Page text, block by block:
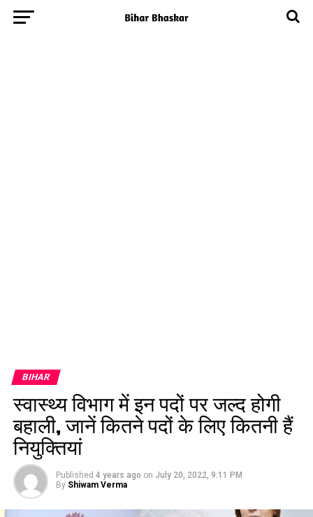
BIHAR
स्वास्थ्य विभाग में इन पदों पर जल्द होगी
बहाली, जानें कितने पदों के लिए कितनी हैं
नियुक्तियां
Published 4 years ago on July 20, 2022, 9:11 PM
By Shiwam Verma